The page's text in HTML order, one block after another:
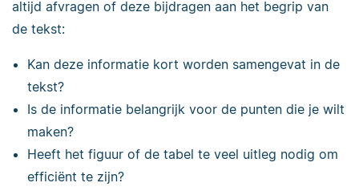
altijd afvragen of deze bijdragen aan het begrip van
de tekst:
Kan deze informatie kort worden samengevat in de
tekst?
Is de informatie belangrijk voor de punten die je wilt
maken?
Heeft het figuur of de tabel te veel uitleg nodig om
efficiënt te zijn?